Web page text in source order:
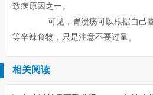
致病原因之一。
可见，胃溃疡可以根据自己
等辛辣食物，只是注意不要过量。
相关阅读